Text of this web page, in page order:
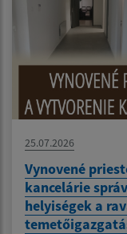
25.07.2026
Vynovené
kancelárie
helyiségek a